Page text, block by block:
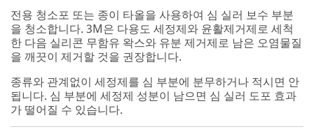
전용 청소포 또는 종이 타올을 사용하여 심 실러 보수 부분
을 청소합니다. 3M은 다용도 세정제와 윤활제거제로 세척
한 다음 실리콘 무함유 왁스와 유분 제거제로 남은 오염물질
을 깨끗이 제거할 것을 권장합니다.
종류와 관계없이 세정제를 심 부분에 분무하거나 적시면 안
됩니다. 심 부분에 세정제 성분이 남으면 심 실러 도포 효과
가 떨어질 수 있습니다.